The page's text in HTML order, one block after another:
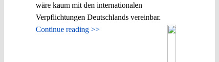
wäre kaum mit den internationalen
Verpflichtungen Deutschlands vereinbar.
Continue reading >>